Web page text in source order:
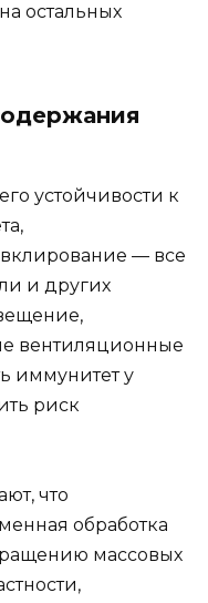
остальных
устойчивости к
— все
и других
вентиляционные
иммунитет у
риск
что
обработка
массовых